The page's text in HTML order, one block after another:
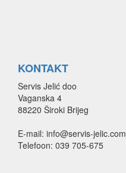
KONTAKT
Servis Jelić doo
Vaganska 4
88220 Široki Brijeg
E-mail: info@servis-jelic.com
Telefoon: 039 705-675